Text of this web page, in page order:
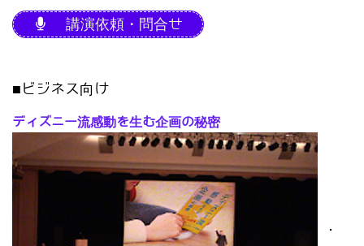
講演依頼・問合せ
■ビジネス向け
ディズニー流感動を生む企画の秘密
･